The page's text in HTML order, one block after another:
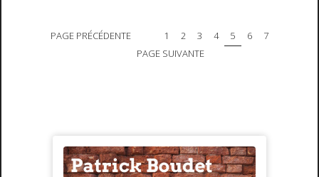
PAGE PRÉCÉDENTE 1 2 3 4 5 6
7
PAGE SUIVANTE